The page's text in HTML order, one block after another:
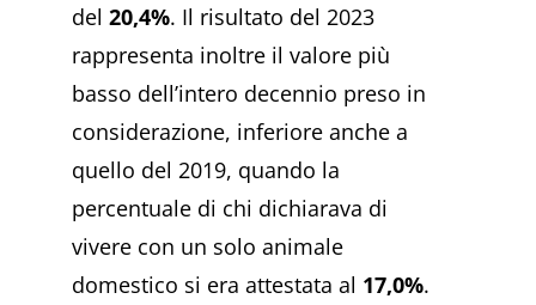
del 20,4%. Il risultato del 2023
rappresenta inoltre il valore più
basso dell’intero decennio preso in
considerazione, inferiore anche a
quello del 2019, quando la
percentuale di chi dichiarava di
vivere con un solo animale
domestico si era attestata al 17,0%.